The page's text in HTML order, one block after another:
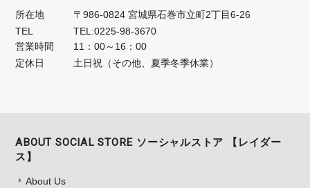
所在地
〒986-0824 宮城県石巻市立町2丁目6-26
TEL
TEL:0225-98-3670
営業時間
11：00～16：00
定休日
土日祝（その他、夏季冬季休業）
ABOUT SOCIAL STORE ソーシャルストア 【レイダー
ス】
About Us